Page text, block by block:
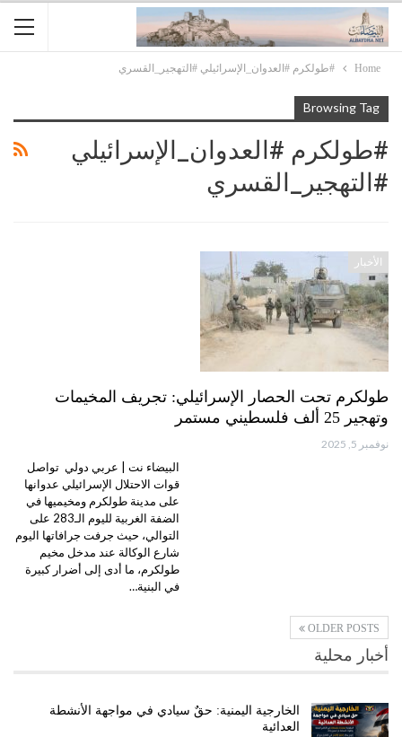
Home #طولكرم #العدوان_الإسرائيلي #التهجير_القسري
Browsing Tag
#طولكرم #العدوان_الإسرائيلي
#التهجير_القسري
الأخبار
طولكرم تحت الحصار الإسرائيلي: تجريف المخيمات
وتهجير 25 ألف فلسطيني مستمر
نوفمبر 5, 2025
البيضاء نت | عربي دولي تواصل
قوات الاحتلال الإسرائيلي عدوانها
على مدينة طولكرم ومخيميها في
الضفة الغربية لليوم الـ283 على
التوالي، حيث جرفت جرافاتها اليوم
شارع الوكالة عند مدخل مخيم
طولكرم، ما أدى إلى أضرار كبيرة
في البنية…
OLDER POSTS
أخبار محلية
الخارجية اليمنية: حقٌ سيادي في مواجهة الأنشطة
العدائية